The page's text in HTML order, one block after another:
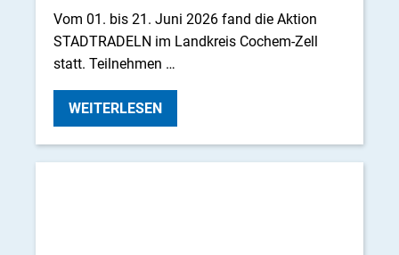
Vom 01. bis 21. Juni 2026 fand die Aktion
STADTRADELN im Landkreis Cochem-Zell
statt. Teilnehmen …
WEITERLESEN